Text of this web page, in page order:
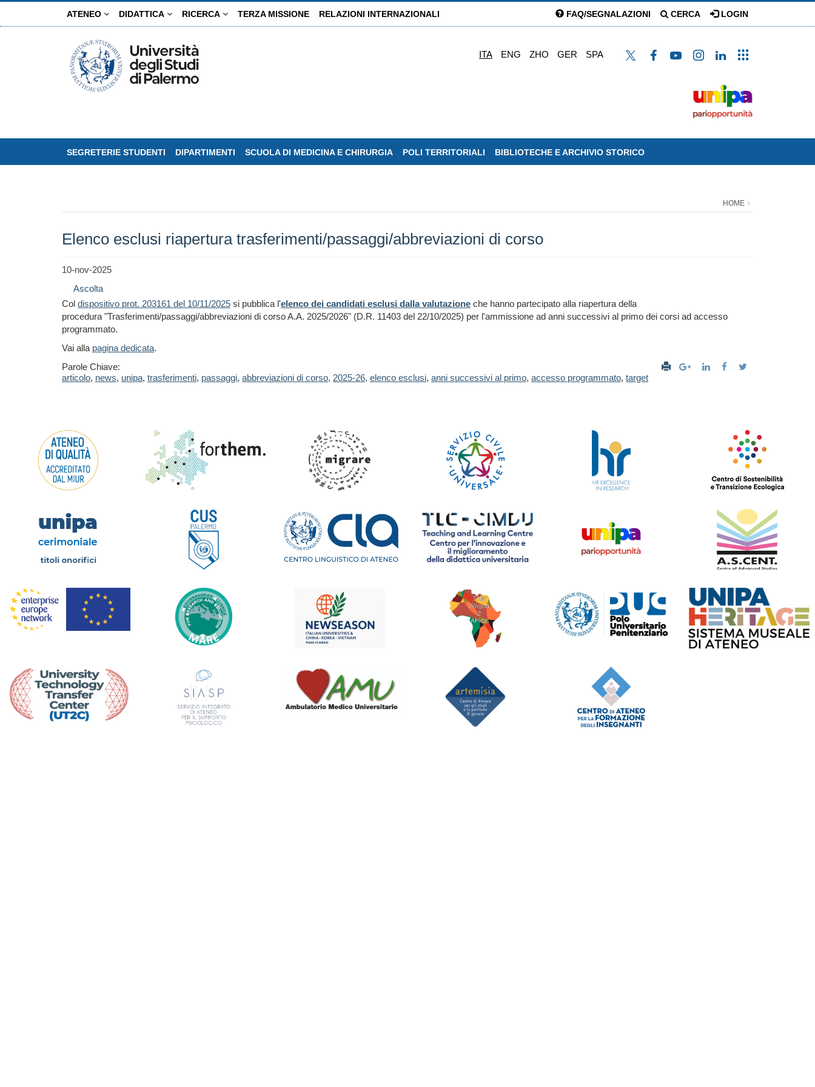
ATENEO DIDATTICA RICERCA TERZA MISSIONE RELAZIONI INTERNAZIONALI FAQ/SEGNALAZIONI CERCA LOGIN
ITA ENG ZHO GER SPA
SEGRETERIE STUDENTI DIPARTIMENTI SCUOLA DI MEDICINA E CHIRURGIA POLI TERRITORIALI BIBLIOTECHE E ARCHIVIO STORICO
HOME
Elenco esclusi riapertura trasferimenti/passaggi/abbreviazioni di corso
10-nov-2025
Ascolta
Col dispositivo prot. 203161 del 10/11/2025 si pubblica l'elenco dei candidati esclusi dalla valutazione che hanno partecipato alla riapertura della
procedura "Trasferimenti/passaggi/abbreviazioni di corso A.A. 2025/2026" (D.R. 11403 del 22/10/2025) per l'ammissione ad anni successivi al primo dei corsi ad accesso
programmato.
Vai alla pagina dedicata.
Parole Chiave:
articolo, news, unipa, trasferimenti, passaggi, abbreviazioni di corso, 2025-26, elenco esclusi, anni successivi al primo, accesso programmato, target